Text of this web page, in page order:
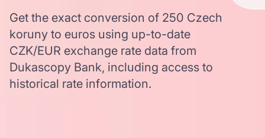
Get the exact conversion of 250 Czech
koruny to euros using up-to-date
CZK/EUR exchange rate data from
Dukascopy Bank, including access to
historical rate information.